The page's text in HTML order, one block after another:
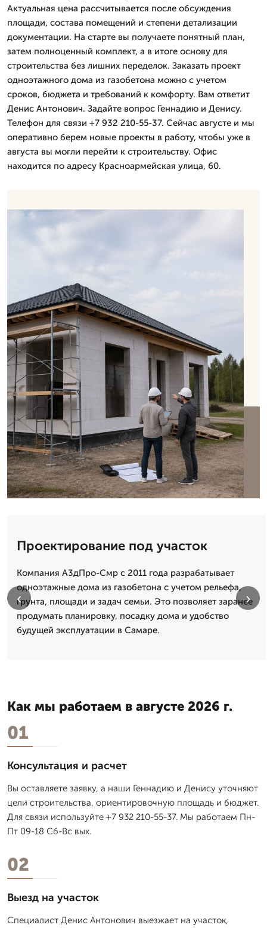
Актуальная цена рассчитывается после обсуждения
площади, состава помещений и степени детализации
документации. На старте вы получаете понятный план,
затем полноценный комплект, а в итоге основу для
строительства без лишних переделок. Заказать проект
одноэтажного дома из газобетона можно с учетом
сроков, бюджета и требований к комфорту. Вам ответит
Денис Антонович. Задайте вопрос Геннадию и Денису.
Телефон для связи +7 932 210-55-37. Сейчас августе и мы
оперативно берем новые проекты в работу, чтобы уже в
августа вы могли перейти к строительству. Офис
находится по адресу Красноармейская улица, 60.
Проектирование под участок
Компания А3дПро-Смр с 2011 года разрабатывает
одноэтажные дома из газобетона с учетом рельефа,
грунта, площади и задач семьи. Это позволяет заранее
продумать планировку, посадку дома и удобство
будущей эксплуатации в Самаре.
‹ ›
Как мы работаем в августе 2026 г.
01
Консультация и расчет
Вы оставляете заявку, а наши Геннадию и Денису уточняют
цели строительства, ориентировочную площадь и бюджет.
Для связи используйте +7 932 210-55-37. Мы работаем Пн-
Пт 09-18 Сб-Вс вых.
02
Выезд на участок
Специалист Денис Антонович выезжает на участок,